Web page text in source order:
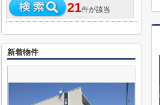
21件が該当
新着物件